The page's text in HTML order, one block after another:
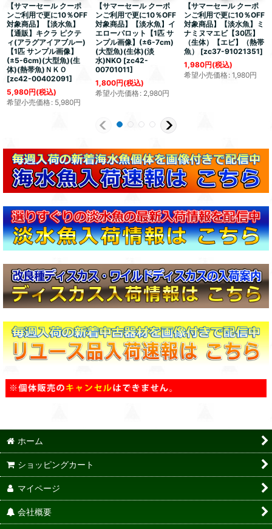
【サマーセール クーポ
ンご利用で更に10％OFF
対象商品】【淡水魚】
【通販】キクラ ピクテ
ィ(アラグアイアブルー)
【1匹 サンプル画像】
(±5-6cm)(大型魚)(生
体)(熱帯魚)ＮＫＯ
[zc42-00402091]
5,980円(税込)
希望小売価格: 5,980円
【サマーセール クーポ
ンご利用で更に10％OFF
対象商品】【淡水魚】イ
エローパロット【1匹 サ
ンプル画像】(±6-7cm)
(大型魚)(生体)(淡
水)NKO [zc42-
00701011]
1,800円(税込)
希望小売価格: 2,980円
【サマーセール クーポ
ンご利用で更に10％OFF
対象商品】【淡水魚】ミ
ナミヌマエビ【30匹】
（生体）【エビ】（熱帯
魚）
[zc37-91021351]
1,980円(税込)
希望小売価格 : 1,980円
ホーム
ショッピングカート
マイページ
会社概要